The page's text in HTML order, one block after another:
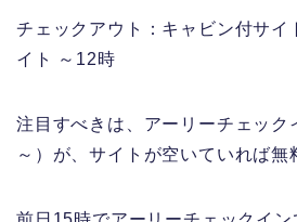
チェックアウト：キャビン付サイ
イト ～12時
注目すべきは、アーリーチェッ
～）が、サイトが空いていれば無